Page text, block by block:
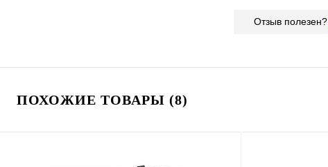
Отзыв полезен?
ПОХОЖИЕ ТОВАРЫ (8)